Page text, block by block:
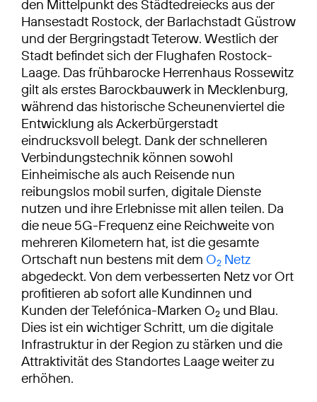
den Mittelpunkt des Städtedreiecks aus der
Hansestadt Rostock, der Barlachstadt Güstrow
und der Bergringstadt Teterow. Westlich der
Stadt befindet sich der Flughafen Rostock-
Laage. Das frühbarocke Herrenhaus Rossewitz
gilt als erstes Barockbauwerk in Mecklenburg,
während das historische Scheunenviertel die
Entwicklung als Ackerbürgerstadt
eindrucksvoll belegt. Dank der schnelleren
Verbindungstechnik können sowohl
Einheimische als auch Reisende nun
reibungslos mobil surfen, digitale Dienste
nutzen und ihre Erlebnisse mit allen teilen. Da
die neue 5G-Frequenz eine Reichweite von
mehreren Kilometern hat, ist die gesamte
Ortschaft nun bestens mit dem O2 Netz
abgedeckt. Von dem verbesserten Netz vor Ort
profitieren ab sofort alle Kundinnen und
Kunden der Telefónica-Marken O2 und Blau.
Dies ist ein wichtiger Schritt, um die digitale
Infrastruktur in der Region zu stärken und die
Attraktivität des Standortes Laage weiter zu
erhöhen.